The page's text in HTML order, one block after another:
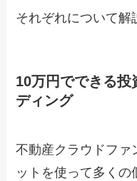
それぞれについて解
10万円でできる
ディング
不動産クラウドファ
ットを使って多くの